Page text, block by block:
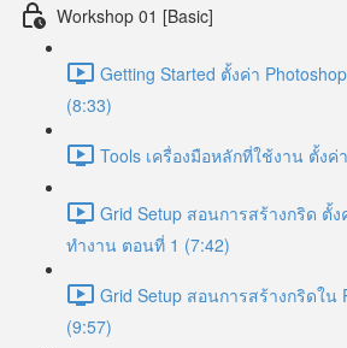
Workshop 01 [Basic]
Getting Started ตั้งค่า
(8:33)
Tools เครื่องมือหลักที่ใช้งาน ตั้งค่
Grid Setup สอนการสร้างกริด ตั้
ทำงาน ตอนที่ 1 (7:42)
Grid Setup สอนการสร้างกริดใน
(9:57)